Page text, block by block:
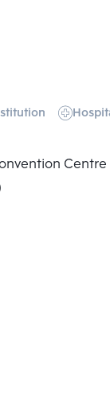
Centre